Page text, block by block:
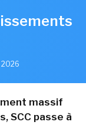
2026
massif
SCC passe à